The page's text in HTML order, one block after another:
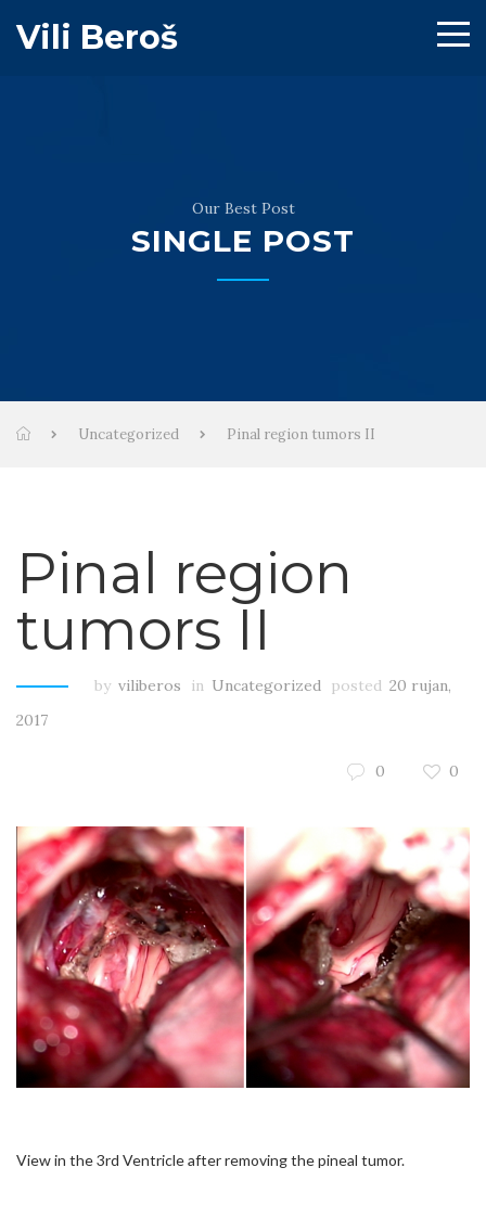
Vili Beroš
Our Best Post
SINGLE POST
Uncategorized Pinal region tumors II
Pinal region
tumors II
by viliberos in Uncategorized posted 20 rujan,
2017
0 0
View in the 3rd Ventricle after removing the pineal tumor.